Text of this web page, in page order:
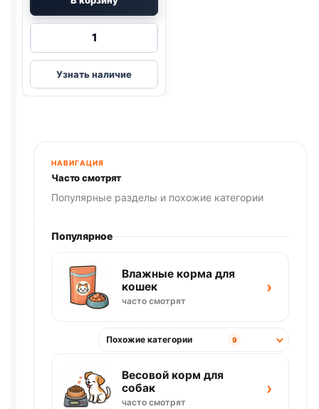
Количество
Капли
глазные
д/
АВЗ
Барс,
10мл,
Узнать наличие
НАВИГАЦИЯ
Часто смотрят
Популярные разделы и похожие категории
Популярное
Влажные корма для
кошек
часто смотрят
›
Похожие категории 9
Весовой корм для
собак
часто смотрят
›